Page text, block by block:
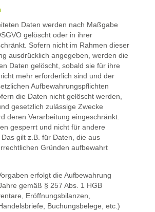
Daten werden nach Maßgabe
gelöscht oder in ihrer
Sofern nicht im Rahmen dieser
ausdrücklich angegeben, werden die
Daten gelöscht, sobald sie für ihre
mehr erforderlich sind und der
Aufbewahrungspflichten
die Daten nicht gelöscht werden,
gesetzlich zulässige Zwecke
deren Verarbeitung eingeschränkt.
gesperrt und nicht für andere
gilt z.B. für Daten, die aus
Gründen aufbewahrt
erfolgt die Aufbewahrung
gemäß § 257 Abs. 1 HGB
Eröffnungsbilanzen,
Buchungsbelege, etc.)